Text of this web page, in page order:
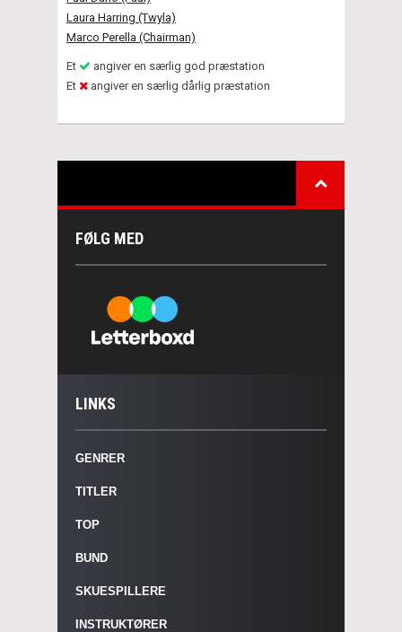
Laura Harring (Twyla)
Marco Perella (Chairman)
Et
angiver en særlig god præstation
Et
angiver en særlig dårlig præstation
FØLG MED
LINKS
GENRER
TITLER
TOP
BUND
SKUESPILLERE
INSTRUKTØRER